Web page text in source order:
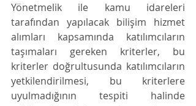
Yönetmelik ile kamu idareleri
tarafından yapılacak bilişim hizmet
alımları kapsamında katılımcıların
taşımaları gereken kriterler, bu
kriterler doğrultusunda katılımcıların
yetkilendirilmesi, bu kriterlere
uyulmadığının tespiti halinde